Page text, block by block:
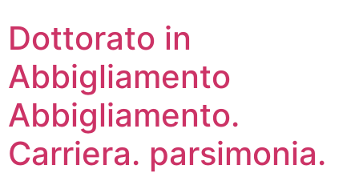
Dottorato in
Abbigliamento
Abbigliamento.
Carriera. parsimonia.